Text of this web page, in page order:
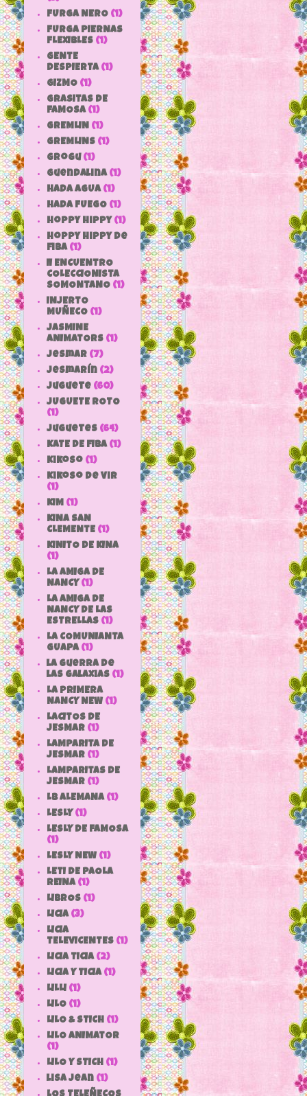
FURGA NERO (1)
FURGA PIERNAS
FLEXIBLES (1)
GENTE
DESPIERTA (1)
GIZMO (1)
GRASITAS DE
FAMOSA (1)
GREMLIN (1)
GREMLINS (1)
grogu (1)
Guendalina (1)
HADA AGUA (1)
HADA FUEGO (1)
hoppy hippy (1)
hoppy hippy de
fiba (1)
II ENCUENTRO
COLECCIONISTA
SOMONTANO (1)
INJERTO
MUÑECO (1)
JASMINE
ANIMATORS (1)
jesmar (7)
jesmarín (2)
juguete (60)
JUGUETE ROTO
(1)
Juguetes (64)
KATE DE FIBA (1)
Kikoso (1)
Kikoso de Vir
(1)
KIM (1)
KINA SAN
CLEMENTE (1)
KINITO DE KINA
(1)
LA AMIGA DE
NANCY (1)
LA AMIGA DE
NANCY DE LAS
ESTRELLAS (1)
LA COMUNIANTA
GUAPA (1)
la guerra de
las galaxias (1)
LA PRIMERA
NANCY NEW (1)
LACITOS DE
JESMAR (1)
LAMPARITA DE
JESMAR (1)
LAMPARITAS DE
JESMAR (1)
LB ALEMANA (1)
LESLY (1)
LESLY DE FAMOSA
(1)
LESLY NEW (1)
LETI DE PAOLA
REINA (1)
LIBROS (1)
LICIA (3)
LICIA
TELEVICENTES (1)
LICIA TICIA (2)
LICIA Y TICIA (1)
LILLI (1)
LILO (1)
LILO & STICH (1)
LILO ANIMATOR
(1)
LILO Y STICH (1)
lisa jean (1)